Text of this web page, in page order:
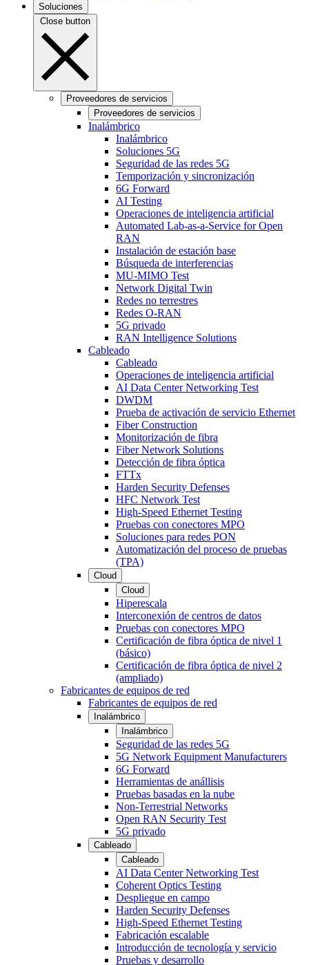
Soluciones
Close button
Proveedores de servicios
Proveedores de servicios
Inalámbrico
Inalámbrico
Soluciones 5G
Seguridad de las redes 5G
Temporización y sincronización
6G Forward
AI Testing
Operaciones de inteligencia artificial
Automated Lab-as-a-Service for Open
RAN
Instalación de estación base
Búsqueda de interferencias
MU-MIMO Test
Network Digital Twin
Redes no terrestres
Redes O-RAN
5G privado
RAN Intelligence Solutions
Cableado
Cableado
Operaciones de inteligencia artificial
AI Data Center Networking Test
DWDM
Prueba de activación de servicio Ethernet
Fiber Construction
Monitorización de fibra
Fiber Network Solutions
Detección de fibra óptica
FTTx
Harden Security Defenses
HFC Network Test
High-Speed Ethernet Testing
Pruebas con conectores MPO
Soluciones para redes PON
Automatización del proceso de pruebas
(TPA)
Cloud
Cloud
Hiperescala
Interconexión de centros de datos
Pruebas con conectores MPO
Certificación de fibra óptica de nivel 1
(básico)
Certificación de fibra óptica de nivel 2
(ampliado)
Fabricantes de equipos de red
Fabricantes de equipos de red
Inalámbrico
Inalámbrico
Seguridad de las redes 5G
5G Network Equipment Manufacturers
6G Forward
Herramientas de anállisis
Pruebas basadas en la nube
Non-Terrestrial Networks
Open RAN Security Test
5G privado
Cableado
Cableado
AI Data Center Networking Test
Coherent Optics Testing
Despliegue en campo
Harden Security Defenses
High-Speed Ethernet Testing
Fabricación escalable
Introducción de tecnología y servicio
Pruebas y desarrollo